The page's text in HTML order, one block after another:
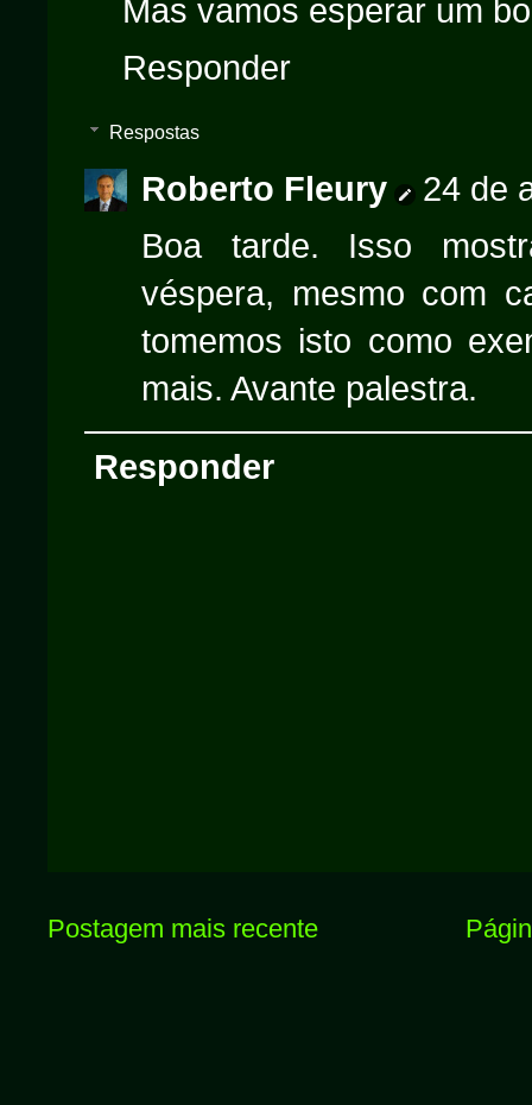
Mas vamos esperar um
Responder
Respostas
Roberto Fleury
24 de
Boa tarde. Isso
véspera, mesmo com
tomemos isto como
mais. Avante palestra.
Responder
Postagem mais recente